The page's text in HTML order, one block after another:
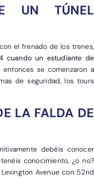
UN TÚNEL
el frenado de los trenes,
cuando un estudiante de
entonces se comenzaron a
de seguridad, los tours
LA FALDA DE
debéis conocer
conocimiento, ¿o no?
Avenue con 52nd